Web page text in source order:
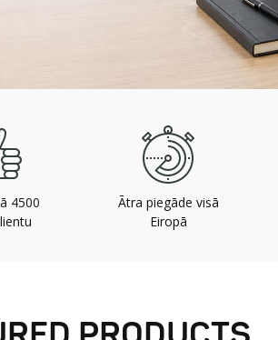
4500
Ātra piegāde visā
Eiropā